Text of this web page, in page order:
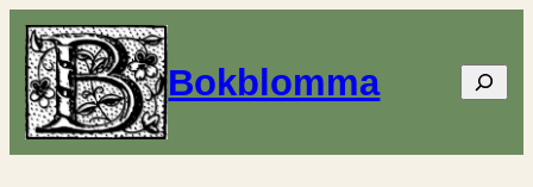
Hoppa
till
innehåll
Bokblomma Sök